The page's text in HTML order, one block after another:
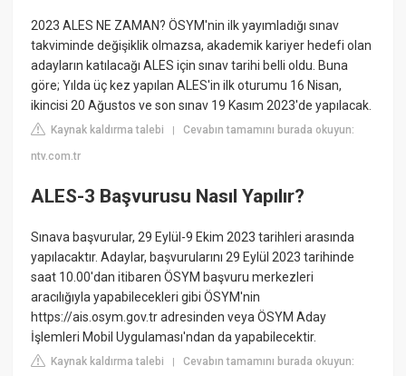
2023 ALES NE ZAMAN? ÖSYM'nin ilk yayımladığı sınav
takviminde değişiklik olmazsa, akademik kariyer hedefi olan
adayların katılacağı ALES için sınav tarihi belli oldu. Buna
göre; Yılda üç kez yapılan ALES'in ilk oturumu 16 Nisan,
ikincisi 20 Ağustos ve son sınav 19 Kasım 2023'de yapılacak.
Kaynak kaldırma talebi |Cevabın tamamını burada okuyun:
ntv.com.tr
ALES-3 Başvurusu Nasıl Yapılır?
Sınava başvurular, 29 Eylül-9 Ekim 2023 tarihleri arasında
yapılacaktır. Adaylar, başvurularını 29 Eylül 2023 tarihinde
saat 10.00'dan itibaren ÖSYM başvuru merkezleri
aracılığıyla yapabilecekleri gibi ÖSYM'nin
https://ais.osym.gov.tr adresinden veya ÖSYM Aday
İşlemleri Mobil Uygulaması'ndan da yapabilecektir.
Kaynak kaldırma talebi |Cevabın tamamını burada okuyun: